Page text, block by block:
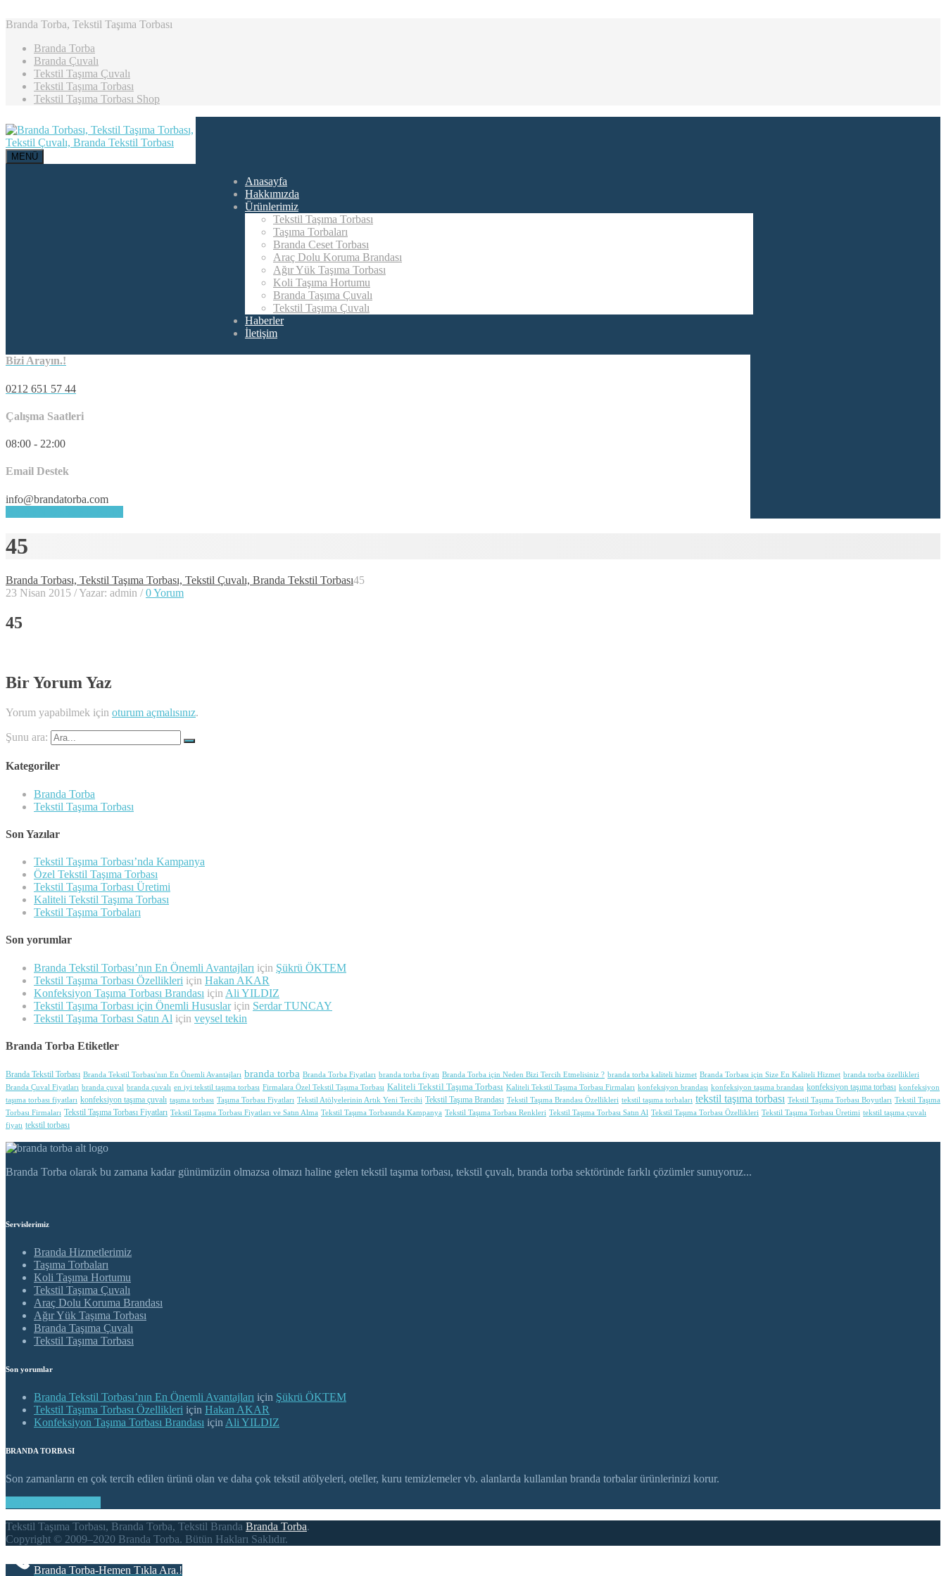
Branda Torba, Tekstil Taşıma Torbası
Branda Torba
Branda Çuvalı
Tekstil Taşıma Çuvalı
Tekstil Taşıma Torbası
Tekstil Taşıma Torbası Shop
MENÜ
Anasayfa
Hakkımızda
Ürünlerimiz
Tekstil Taşıma Torbası
Taşıma Torbaları
Branda Ceset Torbası
Araç Dolu Koruma Brandası
Ağır Yük Taşıma Torbası
Koli Taşıma Hortumu
Branda Taşıma Çuvalı
Tekstil Taşıma Çuvalı
Haberler
İletişim
Bizi Arayın.!
0212 651 57 44
Çalışma Saatleri
08:00 - 22:00
Email Destek
info@brandatorba.com
45
Branda Torbası, Tekstil Taşıma Torbası, Tekstil Çuvalı, Branda Tekstil Torbası45
23 Nisan 2015 /Yazar: admin / 0 Yorum
45
Bir Yorum Yaz
Yorum yapabilmek için oturum açmalısınız.
Şunu ara:
Kategoriler
Branda Torba
Tekstil Taşıma Torbası
Son Yazılar
Tekstil Taşıma Torbası’nda Kampanya
Özel Tekstil Taşıma Torbası
Tekstil Taşıma Torbası Üretimi
Kaliteli Tekstil Taşıma Torbası
Tekstil Taşıma Torbaları
Son yorumlar
Branda Tekstil Torbası’nın En Önemli Avantajları için Şükrü ÖKTEM
Tekstil Taşıma Torbası Özellikleri için Hakan AKAR
Konfeksiyon Taşıma Torbası Brandası için Ali YILDIZ
Tekstil Taşıma Torbası için Önemli Hususlariçin Serdar TUNCAY
Tekstil Taşıma Torbası Satın Al için veysel tekin
Branda Torba Etiketler
Branda Tekstil Torbası Branda Tekstil Torbası'nın En Önemli Avantajları branda torba Branda Torba Fiyatları branda torba fiyatı Branda Torba için Neden Bizi Tercih Etmelisiniz ? branda torba kaliteli hizmet Branda Torbası için Size En Kaliteli Hizmet branda torba özellikleri
Branda Çuval Fiyatları branda çuval branda çuvalı en iyi tekstil taşıma torbası Firmalara Özel Tekstil Taşıma Torbası Kaliteli Tekstil Taşıma Torbası Kaliteli Tekstil Taşıma Torbası Firmaları konfeksiyon brandası konfeksiyon taşıma brandası konfeksiyon taşıma torbası konfeksiyon
taşıma torbası fiyatları konfeksiyon taşıma çuvalı taşıma torbası Taşıma Torbası Fiyatları Tekstil Atölyelerinin Artık Yeni Tercihi Tekstil Taşıma Brandası Tekstil Taşıma Brandası Özellikleri tekstil taşıma torbaları tekstil taşıma torbası Tekstil Taşıma Torbası Boyutları Tekstil Taşıma
Torbası Firmaları Tekstil Taşıma Torbası Fiyatları Tekstil Taşıma Torbası Fiyatları ve Satın Alma Tekstil Taşıma Torbasında Kampanya Tekstil Taşıma Torbası Renkleri Tekstil Taşıma Torbası Satın Al Tekstil Taşıma Torbası Özellikleri Tekstil Taşıma Torbası Üretimi tekstil taşıma çuvalı
fiyatı tekstil torbası
Branda Torba olarak bu zamana kadar günümüzün olmazsa olmazı haline gelen tekstil taşıma torbası, tekstil çuvalı, branda torba sektöründe farklı çözümler sunuyoruz...
Servislerimiz
Branda Hizmetlerimiz
Taşıma Torbaları
Koli Taşıma Hortumu
Tekstil Taşıma Çuvalı
Araç Dolu Koruma Brandası
Ağır Yük Taşıma Torbası
Branda Taşıma Çuvalı
Tekstil Taşıma Torbası
Son yorumlar
Branda Tekstil Torbası’nın En Önemli Avantajları için Şükrü ÖKTEM
Tekstil Taşıma Torbası Özellikleri için Hakan AKAR
Konfeksiyon Taşıma Torbası Brandası için Ali YILDIZ
BRANDA TORBASI
Son zamanların en çok tercih edilen ürünü olan ve daha çok tekstil atölyeleri, oteller, kuru temizlemeler vb. alanlarda kullanılan branda torbalar ürünlerinizi korur.
Tekstil Taşıma Torbası, Branda Torba, Tekstil Branda Branda Torba.
Copyright © 2009–2020 Branda Torba. Bütün Hakları Saklıdır.
Branda Torba-Hemen Tıkla Ara.!